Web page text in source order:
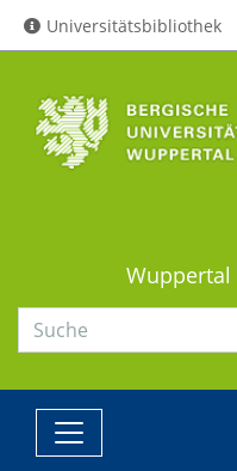
Universitätsbibliothek
Wuppertal